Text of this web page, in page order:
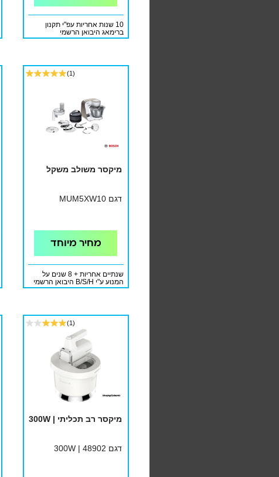
10 שנות אחריות עפ"י תקנון
ברימאג היבואן הרשמי
(1)
מיקסר משולב משקל
דגם MUM5XW10
מחיר מיוחד
שנתיים אחריות + 8 שנים על
המנוע ע"י B/S/H היבואן הרשמי
(1)
מיקסר רב תכליתי | 300W
דגם 48902 | 300W